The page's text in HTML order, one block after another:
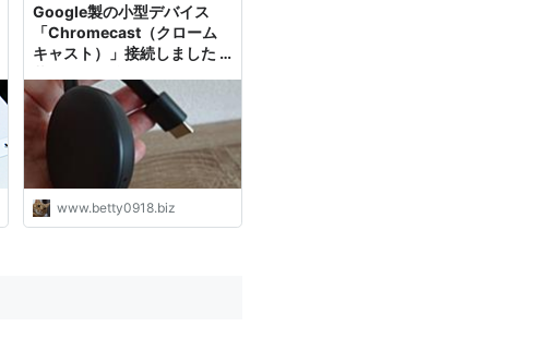
Google製の小型デバイス
「Chromecast（クローム
キャスト）」接続しました -
Bettyのブログ
www.betty0918.biz